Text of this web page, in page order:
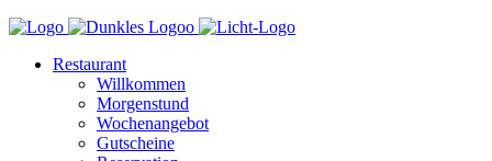
Restaurant
Willkommen
Morgenstund
Wochenangebot
Gutscheine